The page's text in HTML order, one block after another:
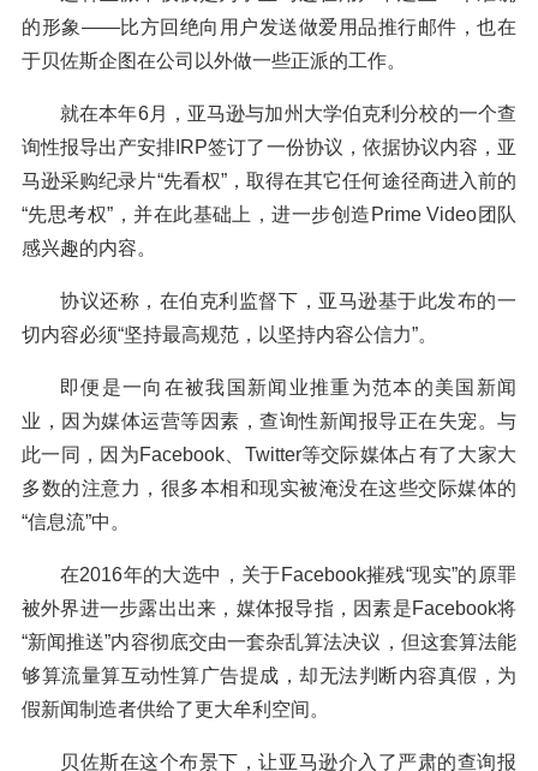
的形象——比方回绝向用户发送做爱用品推行邮件，也在
于贝佐斯企图在公司以外做一些正派的工作。
就在本年6月，亚马逊与加州大学伯克利分校的一个查
询性报导出产安排IRP签订了一份协议，依据协议内容，亚
马逊采购纪录片“先看权”，取得在其它任何途径商进入前的
“先思考权”，并在此基础上，进一步创造Prime Video团队
感兴趣的内容。
协议还称，在伯克利监督下，亚马逊基于此发布的一
切内容必须“坚持最高规范，以坚持内容公信力”。
即便是一向在被我国新闻业推重为范本的美国新闻
业，因为媒体运营等因素，查询性新闻报导正在失宠。与
此一同，因为Facebook、Twitter等交际媒体占有了大家大
多数的注意力，很多本相和现实被淹没在这些交际媒体的
“信息流”中。
在2016年的大选中，关于Facebook摧残“现实”的原罪
被外界进一步露出出来，媒体报导指，因素是Facebook将
“新闻推送”内容彻底交由一套杂乱算法决议，但这套算法能
够算流量算互动性算广告提成，却无法判断内容真假，为
假新闻制造者供给了更大牟利空间。
贝佐斯在这个布景下，让亚马逊介入了严肃的查询报